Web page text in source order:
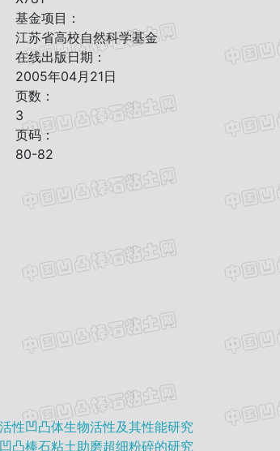
基金项目：
江苏省高校自然科学基金
在线出版日期：
2005年04月21日
页数：
3
页码：
80-82
活性凹凸体生物活性及其性能研究
凹凸棒石粘土助磨超细粉碎的研究